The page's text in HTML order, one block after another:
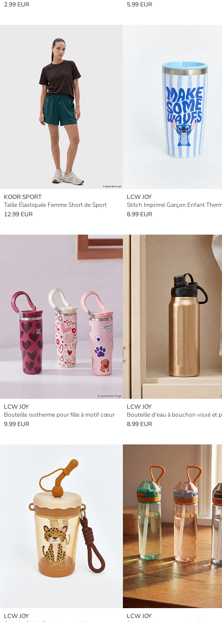
2.99 EUR
5.99 EUR
KOOR SPORT
Taille Élastiquée Femme Short de Sport
12.99 EUR
LCW JOY
Stitch Imprimé Garçon Enfant
8.99 EUR
LCW JOY
Bouteille isotherme pour fille à motif cœur
9.99 EUR
LCW JOY
8.99 EUR
LCW JOY
LCW JOY